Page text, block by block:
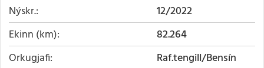
Nýskr.
12/2022
Ekinn (km)
82.264
Orkugjafi
Raf.tengill/Bensín